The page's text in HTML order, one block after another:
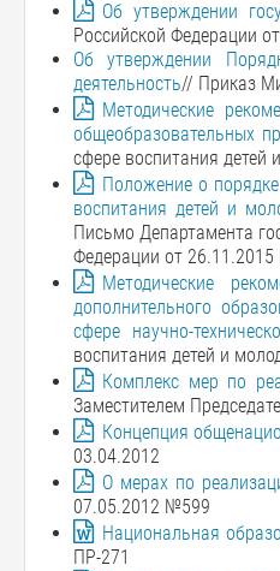
Об утверждении
Российской Федерации
Об утверждении
деятельность// Приказ
Методические
общеобразовательных
сфере воспитания
Положение о
воспитания детей и
Письмо Департамента
Федерации от
Методические
дополнительного
сфере научно-
воспитания детей и
Комплекс мер по
Заместителем
Концепция
03.04.2012
О мерах по
07.05.2012 №599
Национальная
ПР-271